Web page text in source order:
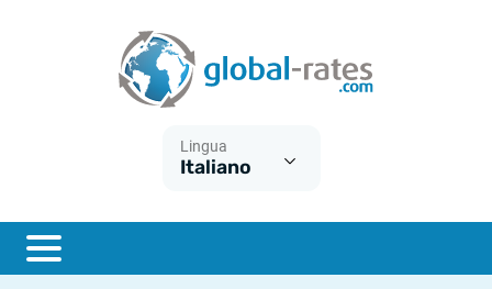
Lingua
Italiano
ESTER
Cos'è l'inflazione CPI?
Cos'è l'inflazione HICP?
Inflazione Italia
Tassi storici Euribor
Tassi storici di SONIA
Calcolatore dell’inflazione